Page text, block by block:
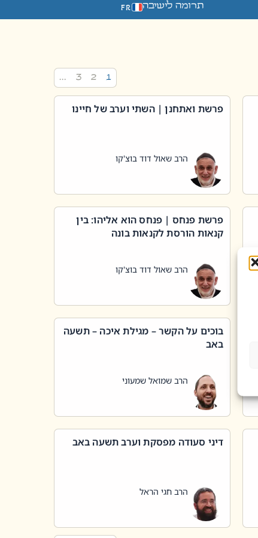
תרומה לישיבה FR
1
2
3
…
פרשת ואתחנן | השתי וערב של חיינו
הרב שאול דוד בוצ'קו
פרשת פנחס | פנחס הוא אליהו: בין
קנאות הורסת לקנאות בונה
הרב שאול דוד בוצ'קו
בוכים על הקשר – מגילת איכה – תשעה
באב
הרב שמואל שמעוני
דיני סעודה מפסקת וערב תשעה באב
הרב חגי הראל